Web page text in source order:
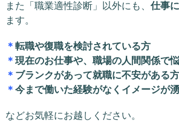
また「職業適性診断」以外にも、 仕事
ます。
＊ 転職や復職を検討されている方
＊ 現在のお仕事や、職場の人間関係で
＊ ブランクがあって就職に不安がある方
＊ 今まで働いた経験がなくイメージが
などお気軽にお越しください。